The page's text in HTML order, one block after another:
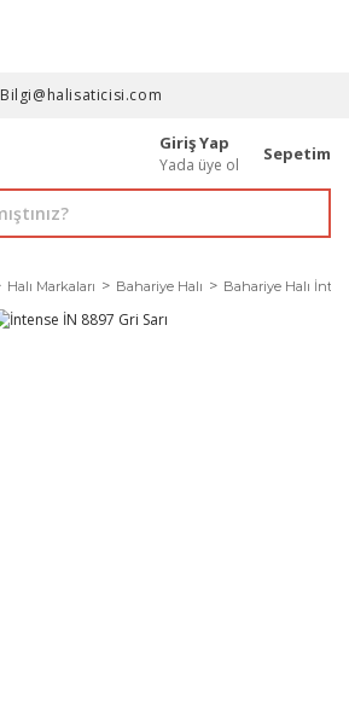
Bilgi@halisaticisi.com
Giriş Yap
Yada üye ol
Sepetim
Halı Markaları Bahariye Halı Bahariye Halı